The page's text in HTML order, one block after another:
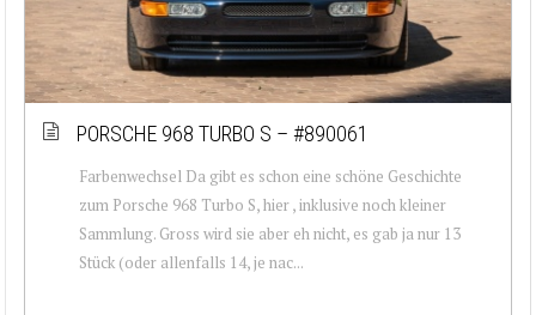
PORSCHE 968 TURBO S – #890061
Farbenwechsel Da gibt es schon eine schöne Geschichte
zum Porsche 968 Turbo S, hier , inklusive noch kleiner
Sammlung. Gross wird sie aber eh nicht, es gab ja nur 13
Stück (oder allenfalls 14, je nac...